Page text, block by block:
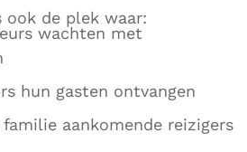
ook de plek waar:
wachten met
hun gasten ontvangen
aankomende reizigers